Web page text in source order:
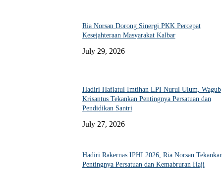
Ria Norsan Dorong Sinergi PKK Percepat
Kesejahteraan Masyarakat Kalbar
July 29, 2026
Hadiri Haflatul Imtihan LPI Nurul Ulum, Wagub
Krisantus Tekankan Pentingnya Persatuan dan
Pendidikan Santri
July 27, 2026
Hadiri Rakernas IPHI 2026, Ria Norsan
Pentingnya Persatuan dan Kemabruran Haji